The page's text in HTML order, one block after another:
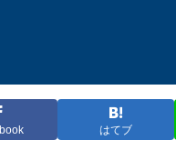
はてブ